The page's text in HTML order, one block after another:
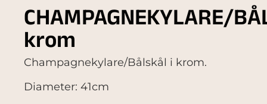
CHAMPAGNEKYLARE/
krom
Champagnekylare/Bålskål i krom.
Diameter: 41cm